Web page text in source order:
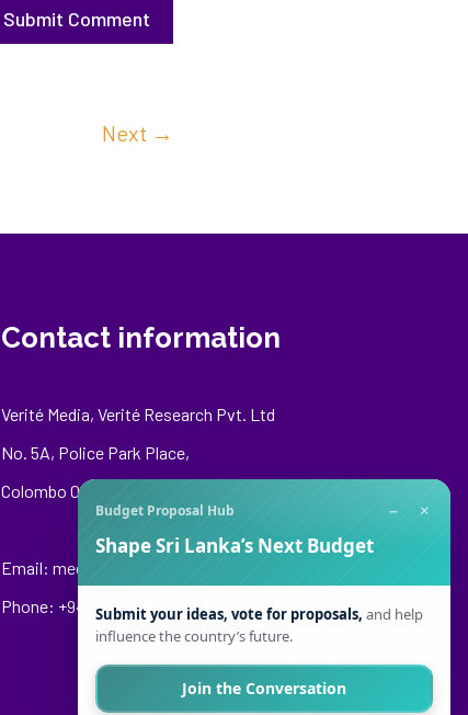
Submit Comment
Next →
Contact information
Verité Media, Verité Research Pvt. Ltd
No. 5A, Police Park Place,
Colombo 00500
Email: media@veriteresearch.org
Phone: +94 76 148 8544
Budget Proposal Hub − ×
Shape Sri Lanka’s Next Budget
Submit your ideas, vote for proposals, and help
influence the country’s future.
Join the Conversation